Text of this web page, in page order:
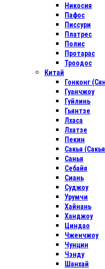
Никосия
Пафос
Писсури
Платрес
Полис
Протарас
Троодос
Китай
Гонконг
Гуанчжоу
Гуйлинь
Гьянтзе
Лхаса
Лхатзе
Пекин
Сакья
Санья
Себайя
Сиань
Суджоу
Урумчи
Хайнань
Ханджоу
Циндао
Чженчжоу
Чунцин
Чэнду
Шанхай